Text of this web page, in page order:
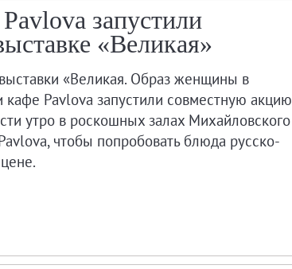
запустили
«Великая»
«Великая. Образ женщины в
кафе Pavlova запустили совместную акцию
утро в роскошных залах Михайловского
чтобы попробовать блюда русско-